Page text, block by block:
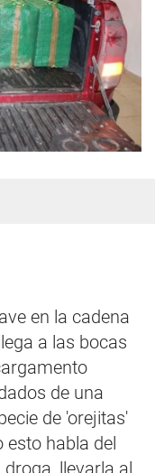
en la cadena
a las bocas
de una
de 'orejitas'
habla del